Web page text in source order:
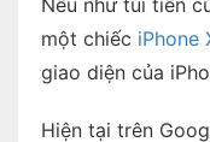
một chiếc iPhone
giao diện của
Hiện tại trên